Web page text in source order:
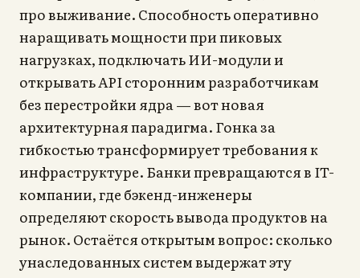
про выживание. Способность оперативно
наращивать мощности при пиковых
нагрузках, подключать ИИ-модули и
открывать API сторонним разработчикам
без перестройки ядра — вот новая
архитектурная парадигма. Гонка за
гибкостью трансформирует требования к
инфраструктуре. Банки превращаются в IT-
компании, где бэкенд-инженеры
определяют скорость вывода продуктов на
рынок. Остаётся открытым вопрос: сколько
унаследованных систем выдержат эту